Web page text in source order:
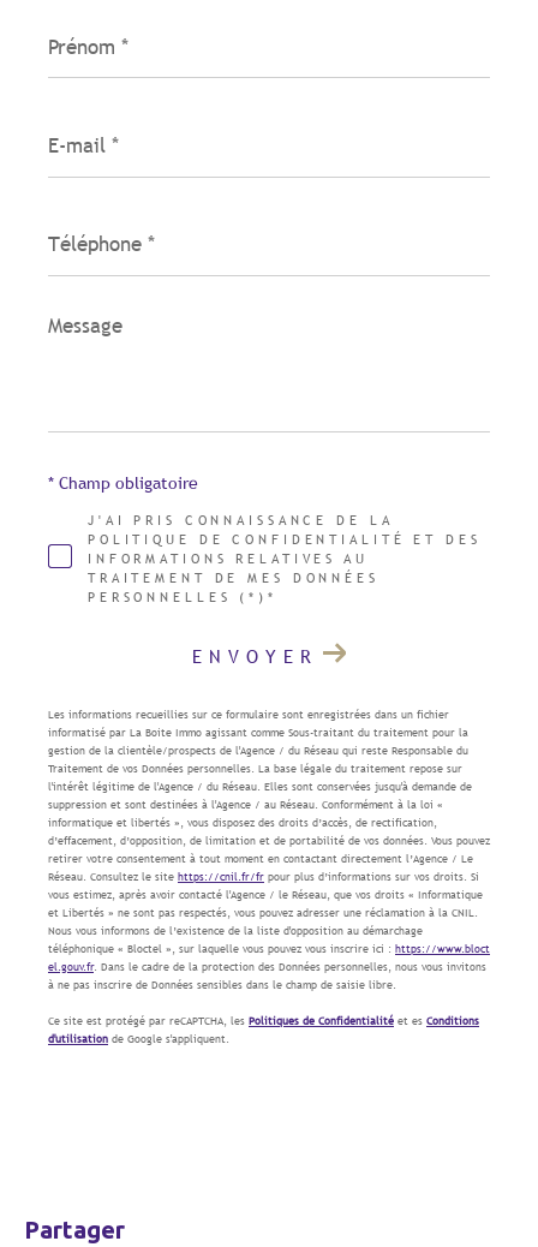
*
mail
*
*
Message
*
J'AI PRIS CONNAISSANCE DE LA
POLITIQUE DE CONFIDENTIALITÉ ET DES
INFORMATIONS RELATIVES AU
TRAITEMENT DE MES DONNÉES
PERSONNELLES (*)*
* Champ obligatoire
ENVOYER
Les informations recueillies sur ce formulaire sont enregistrées dans un fichier
informatisé par La Boite Immo agissant comme Sous-traitant du traitement pour la
gestion de la clientèle/prospects de l'Agence / du Réseau qui reste Responsable du
Traitement de vos Données personnelles. La base légale du traitement repose sur
l'intérêt légitime de l'Agence / du Réseau. Elles sont conservées jusqu'à demande de
suppression et sont destinées à l'Agence / au Réseau. Conformément à la loi «
informatique et libertés », vous disposez des droits d’accès, de rectification,
d’effacement, d’opposition, de limitation et de portabilité de vos données. Vous pouvez
retirer votre consentement à tout moment en contactant directement l’Agence / Le
Réseau. Consultez le site https://cnil.fr/fr pour plus d’informations sur vos droits. Si
vous estimez, après avoir contacté l'Agence / le Réseau, que vos droits « Informatique
et Libertés » ne sont pas respectés, vous pouvez adresser une réclamation à la CNIL.
Nous vous informons de l’existence de la liste d'opposition au démarchage
téléphonique « Bloctel », sur laquelle vous pouvez vous inscrire ici : https://www.bloct
el.gouv.fr. Dans le cadre de la protection des Données personnelles, nous vous invitons
à ne pas inscrire de Données sensibles dans le champ de saisie libre.
Ce site est protégé par reCAPTCHA, les Politiques de Confidentialité et es Conditions
d'utilisation de Google s'appliquent.
partager